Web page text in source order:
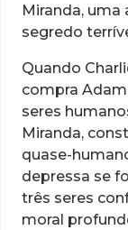
Miranda, uma
segredo
Quando
compra
seres
Miranda,
quase-
depressa se
três seres
moral